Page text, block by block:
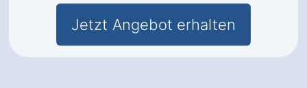
Jetzt Angebot erhalten